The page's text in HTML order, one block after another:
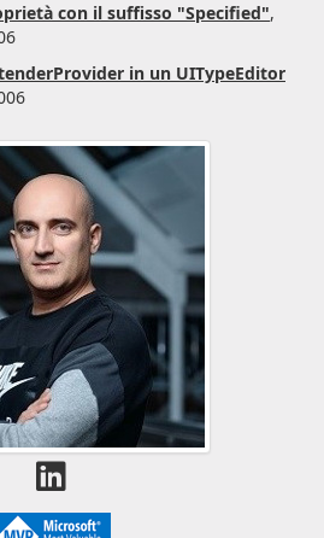
con il suffisso "Specified",
in un UITypeEditor